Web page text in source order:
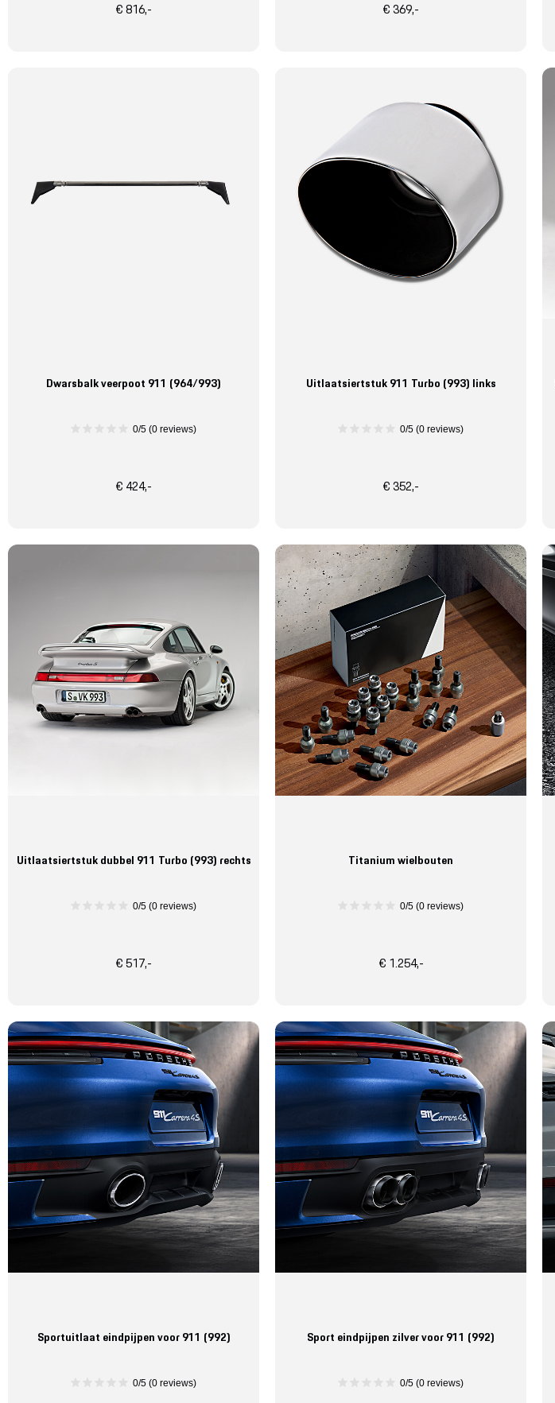
€ 816,- € 369,-
Dwarsbalk veerpoot 911 (964/993)
0/5 (0 reviews)
€ 424,-
Uitlaatsiertstuk 911 Turbo (993) links
0/5 (0 reviews)
€ 352,-
Uitlaatsiertstuk dubbel 911 Turbo (993) rechts
0/5 (0 reviews)
€ 517,-
Titanium wielbouten
0/5 (0 reviews)
€ 1.254,-
Sportuitlaat eindpijpen voor 911 (992)
0/5 (0 reviews)
Sport eindpijpen zilver voor 911 (992)
0/5 (0 reviews)